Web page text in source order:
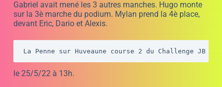
Des stages de pilotage karting,
puis des courses avec le